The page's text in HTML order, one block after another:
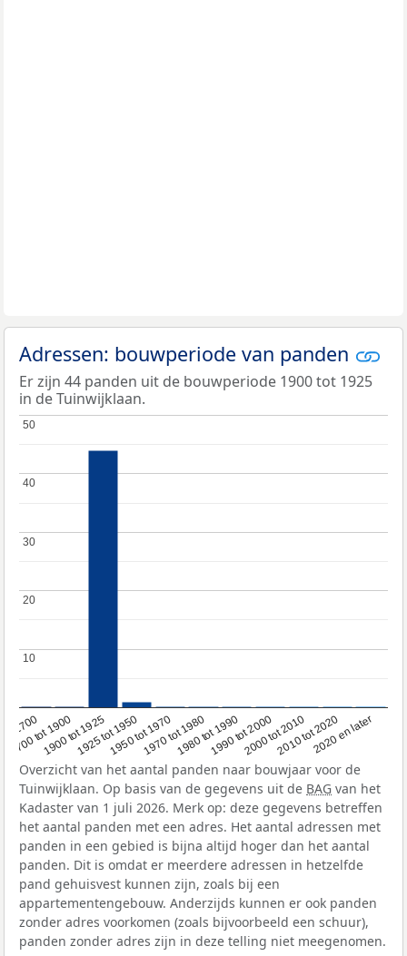
Adressen: bouwperiode van panden
Er zijn 44 panden uit de bouwperiode 1900 tot 1925
in de Tuinwijklaan.
1700
1700 tot 1900
1900 tot 19251925 tot 19501950 tot 19701970 tot 19801980 tot 19901990 tot 20002000 tot 20102010 tot 20202020 en later
10
10
20
20
30
30
40
40
50
50
Overzicht van het aantal panden naar bouwjaar voor de
Tuinwijklaan. Op basis van de gegevens uit de BAG van het
Kadaster van 1 juli 2026. Merk op: deze gegevens betreffen
het aantal panden met een adres. Het aantal adressen met
panden in een gebied is bijna altijd hoger dan het aantal
panden. Dit is omdat er meerdere adressen in hetzelfde
pand gehuisvest kunnen zijn, zoals bij een
appartementengebouw. Anderzijds kunnen er ook panden
zonder adres voorkomen (zoals bijvoorbeeld een schuur),
panden zonder adres zijn in deze telling niet meegenomen.